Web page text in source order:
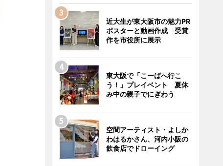
近大生が東大阪市の魅力PR
ポスターと動画作成 受賞
作を市役所に展示
東大阪で「こーばへ行こ
う！」プレイベント 夏休
み中の親子でにぎわう
空間アーティスト・よしか
わはるかさん、河内小阪の
飲食店でドローイング